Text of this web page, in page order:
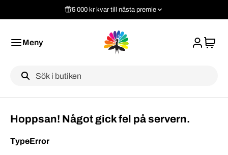
5 000 kr kvar till nästa premie
Meny
Label
Hoppsan! Något gick fel på servern.
TypeError